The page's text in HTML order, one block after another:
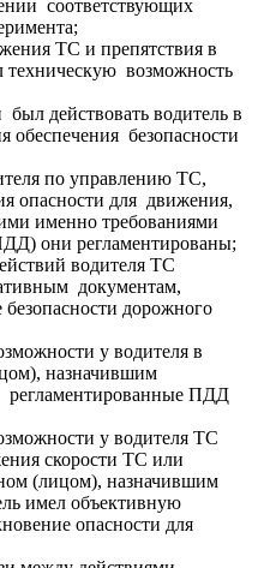
соответствующих
ТС и препятствия в
техническую возможность
действовать водитель в
безопасности
по управлению ТС,
опасности для движения,
именно требованиями
они регламентированы;
водителя ТС
документам,
дорожного
у водителя в
назначившим
регламентированные ПДД
у водителя ТС
скорости ТС или
(лицом), назначившим
имел объективную
опасности для